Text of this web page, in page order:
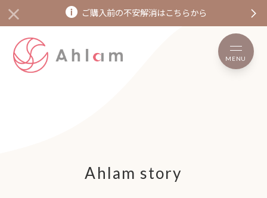
ご購入前の不安解消はこちらから
MENU
Ahlam story